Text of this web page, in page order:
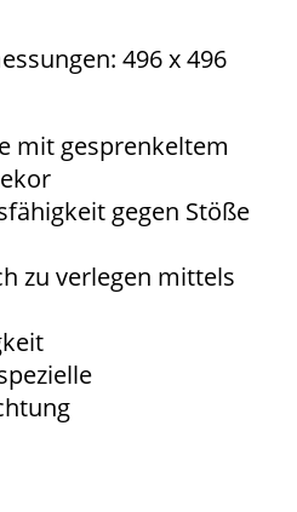
496 x 496
mit gesprenkeltem
gegen Stöße
zu verlegen mittels